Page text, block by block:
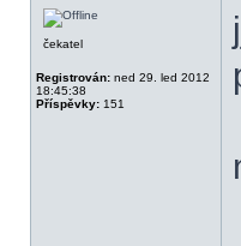
čekatel
Registrován: ned 29. led 2012
18:45:38
Příspěvky: 151